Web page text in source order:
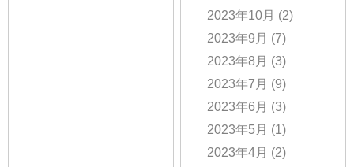
2023年10月 (2)
2023年9月 (7)
2023年8月 (3)
2023年7月 (9)
2023年6月 (3)
2023年5月 (1)
2023年4月 (2)